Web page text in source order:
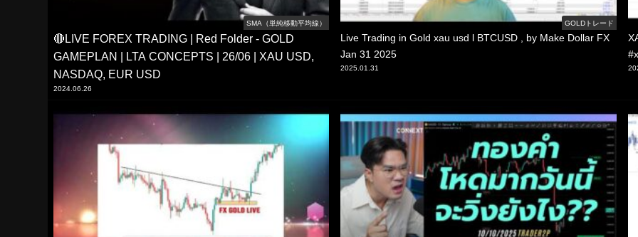
SMA（単純移動平均線）
🔴LIVE FOREX TRADING | Red Folder - GOLD
GAMEPLAN | LTA CONCEPTS | 26/06 | XAU USD,
NASDAQ, EUR USD
2024.06.26
GOLDトレード
Live Trading in Gold xau usd l BTCUSD , by Make Dollar FX
Jan 31 2025
2025.01.31